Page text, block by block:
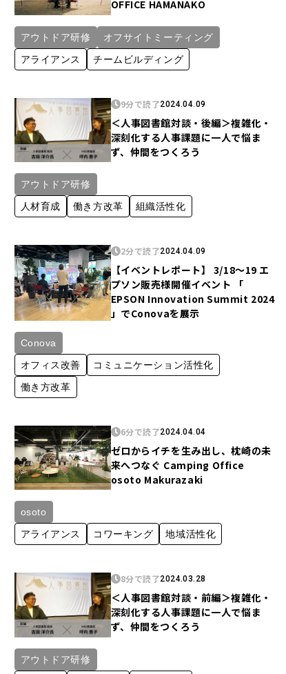
OFFICE HAMANAKO
アウトドア研修
オフサイトミーティング
アライアンス
チームビルディング
9分で読了2024.04.09
＜人事図書館対談・後編＞複雑化・
深刻化する人事課題に一人で悩ま
ず、仲間をつくろう
アウトドア研修
人材育成
働き方改革 組織活性化
2分で読了2024.04.09
【イベントレポート】 3/18～19 エ
プソン販売様開催イベント 「
EPSON Innovation Summit 2024
」でConovaを展示
Conova
オフィス改善
コミュニケーション活性化
働き方改革
6分で読了2024.04.04
ゼロからイチを生み出し、枕崎の未
来へつなぐ Camping Office
osoto Makurazaki
osoto
アライアンス
コワーキング 地域活性化
8分で読了2024.03.28
＜人事図書館対談・前編＞複雑化・
深刻化する人事課題に一人で悩ま
ず、仲間をつくろう
アウトドア研修